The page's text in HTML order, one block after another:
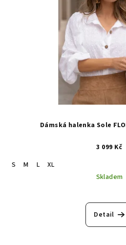
Dámská halenka Sole
3 099 Kč
S
M L
XL
Skladem
Detail